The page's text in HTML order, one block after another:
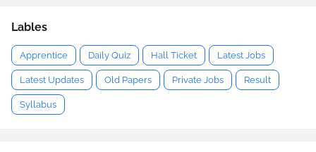
Lables
Apprentice Daily Quiz Hall Ticket Latest Jobs
Latest Updates Old Papers Private Jobs Result
Syllabus